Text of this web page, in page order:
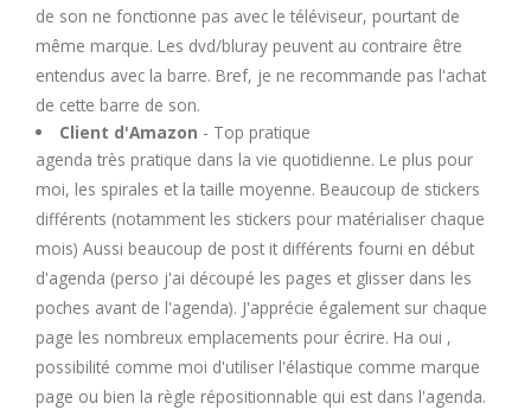
de son ne fonctionne pas avec le téléviseur, pourtant de
même marque. Les dvd/bluray peuvent au contraire être
entendus avec la barre. Bref, je ne recommande pas l'achat
de cette barre de son.
Client d'Amazon - Top pratique
agenda très pratique dans la vie quotidienne. Le plus pour
moi, les spirales et la taille moyenne. Beaucoup de stickers
différents (notamment les stickers pour matérialiser chaque
mois) Aussi beaucoup de post it différents fourni en début
d'agenda (perso j'ai découpé les pages et glisser dans les
poches avant de l'agenda). J'apprécie également sur chaque
page les nombreux emplacements pour écrire. Ha oui ,
possibilité comme moi d'utiliser l'élastique comme marque
page ou bien la règle répositionnable qui est dans l'agenda.